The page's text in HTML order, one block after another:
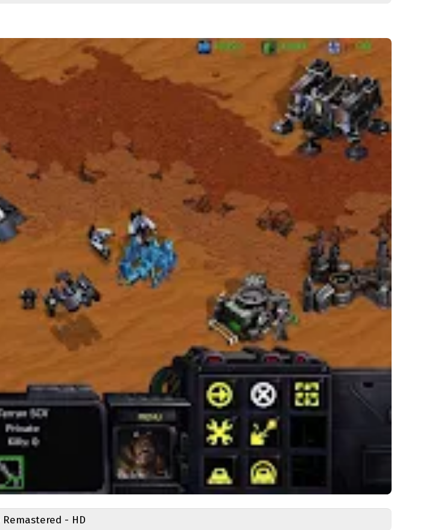
Remastered - HD